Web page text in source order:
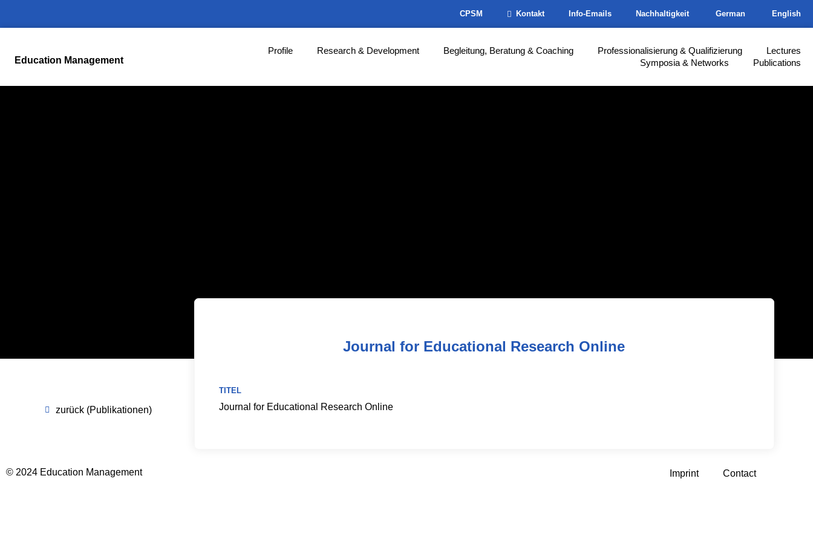
CPSM Kontakt Info-Emails Nachhaltigkeit German English
Education Management
Profile Research & Development Begleitung, Beratung & Coaching Professionalisierung & Qualifizierung
Lectures
Symposia & Networks
Publications
zurück (Publikationen)
Journal for Educational Research Online
TITEL
Journal for Educational Research Online
© 2024 Education Management Imprint Contact